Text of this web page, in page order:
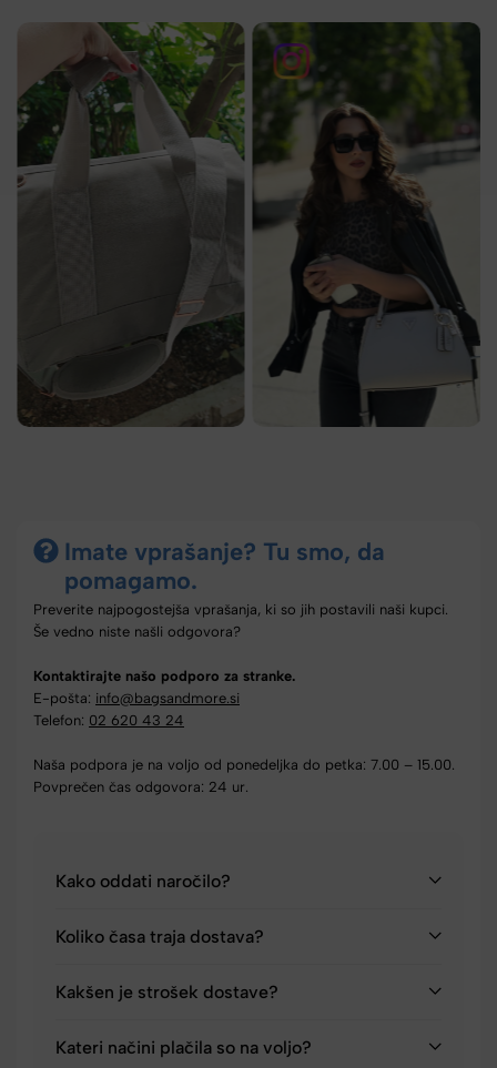
Imate vprašanje? Tu smo, da
pomagamo.
Preverite najpogostejša vprašanja, ki so jih postavili naši kupci.
Še vedno niste našli odgovora?
Kontaktirajte našo podporo za stranke.
E-pošta: info@bagsandmore.si
Telefon: 02 620 43 24
Naša podpora je na voljo od ponedeljka do petka: 7.00 – 15.00.
Povprečen čas odgovora: 24 ur.
Kako oddati naročilo?
Koliko časa traja dostava?
Kakšen je strošek dostave?
Kateri načini plačila so na voljo?